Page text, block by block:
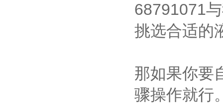
68791071
挑选合适的
那如果你要
骤操作就行